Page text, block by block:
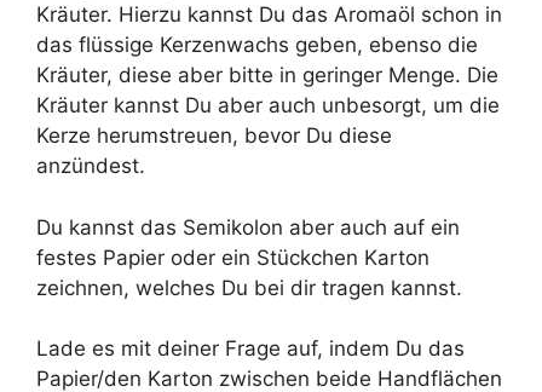
Kräuter. Hierzu kannst Du das Aromaöl schon in
das flüssige Kerzenwachs geben, ebenso die
Kräuter, diese aber bitte in geringer Menge. Die
Kräuter kannst Du aber auch unbesorgt, um die
Kerze herumstreuen, bevor Du diese
anzündest.
Du kannst das Semikolon aber auch auf ein
festes Papier oder ein Stückchen Karton
zeichnen, welches Du bei dir tragen kannst.
Lade es mit deiner Frage auf, indem Du das
Papier/den Karton zwischen beide Handflächen